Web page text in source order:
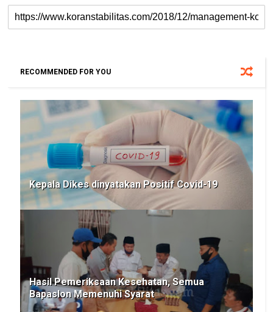
RECOMMENDED FOR YOU
Kepala Dikes dinyatakan Positif Covid-19
Hasil Pemeriksaan Kesehatan, Semua
Bapaslon Memenuhi Syarat